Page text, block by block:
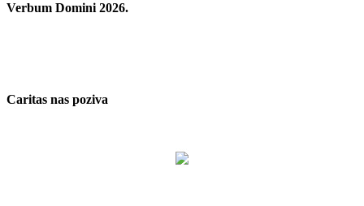
Verbum Domini 2026.
Caritas nas poziva